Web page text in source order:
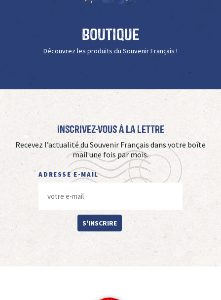
Boutique
Découvrez les produits du Souvenir Français !
Inscrivez-vous à La Lettre
Recevez l’actualité du Souvenir Français dans votre boîte
mail une fois par mois.
ADRESSE E-MAIL
S'INSCRIRE